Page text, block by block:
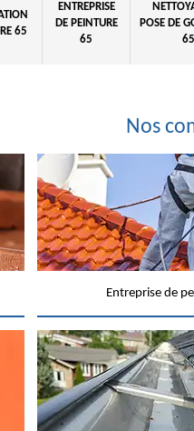
65
ENTREPRISE
DE PEINTURE
65
POSE DE
65
Nos
Entreprise de